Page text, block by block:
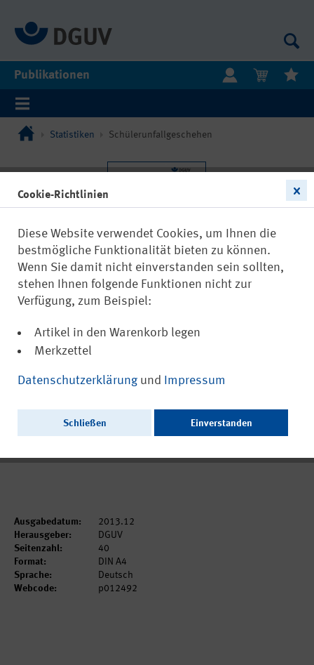
Publikationen
Statistiken Schülerunfallgeschehen
2012
Ausgabedatum:
2013.12
Herausgeber:
DGUV
Seitenzahl:
40
Format:
DIN A4
Sprache:
Deutsch
Webcode:
p012492
Cookie-Richtlinien
Diese Website verwendet Cookies, um Ihnen die
bestmögliche Funktionalität bieten zu können.
Wenn Sie damit nicht einverstanden sein sollten,
stehen Ihnen folgende Funktionen nicht zur
Verfügung, zum Beispiel:
Artikel in den Warenkorb legen
Merkzettel
Datenschutzerklärung und Impressum
Schließen Einverstanden